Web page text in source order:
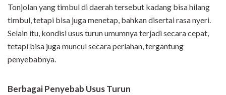
Tonjolan yang timbul di daerah tersebut kadang bisa hilang
timbul, tetapi bisa juga menetap, bahkan disertai rasa nyeri.
Selain itu, kondisi usus turun umumnya terjadi secara cepat,
tetapi bisa juga muncul secara perlahan, tergantung
penyebabnya.
Berbagai Penyebab Usus Turun